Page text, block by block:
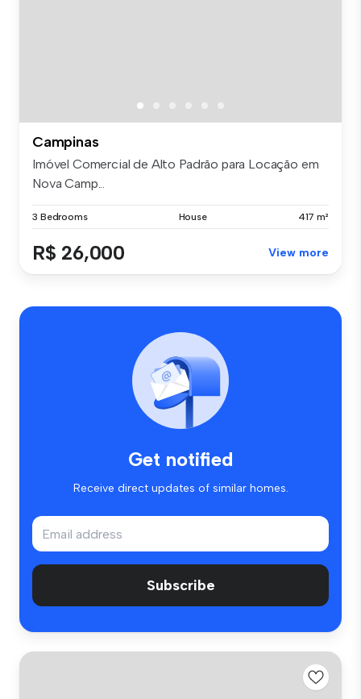
Campinas
Imóvel Comercial de Alto Padrão para Locação em
Nova Camp...
3 Bedrooms House 417 m²
R$ 26,000 View more
Get notified
Receive direct updates of similar homes.
Subscribe